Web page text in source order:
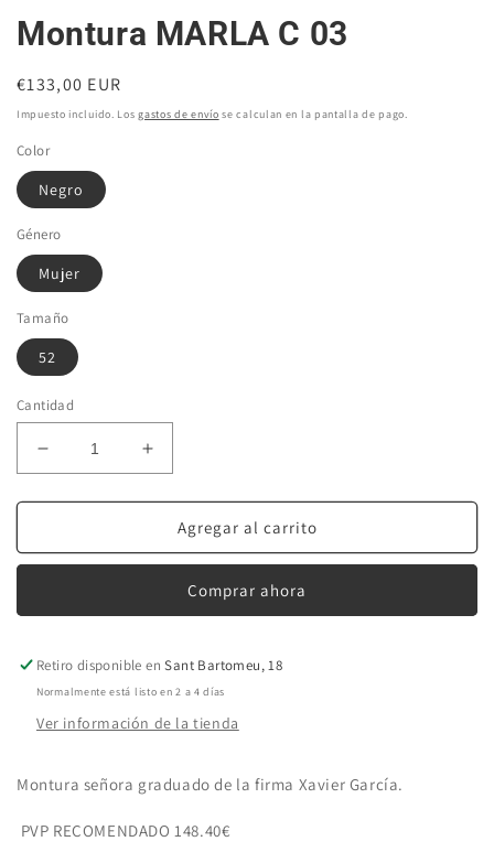
Montura MARLA C 03
Precio
habitual
€133,00 EUR
Impuesto incluido. Losgastos de envío se calculan en la pantalla de pago.
Color
Negro
Género
Mujer
Tamaño
52
Cantidad
Reducir
cantidad
para
MARLA
Aumentar
cantidad
para
Montura
MARLA
Agregar al carrito
Comprar ahora
Retiro disponible enSant Bartomeu, 18
Normalmente está listo en 2 a 4 días
Ver información de la tienda
Montura señora graduado de la firma Xavier García.
PVP RECOMENDADO 148.40€